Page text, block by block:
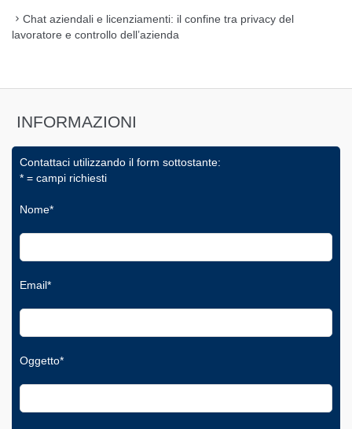
Chat aziendali e licenziamenti: il confine tra privacy del
lavoratore e controllo dell’azienda
INFORMAZIONI
Contattaci utilizzando il form sottostante:
* = campi richiesti
Nome*
Email*
Oggetto*